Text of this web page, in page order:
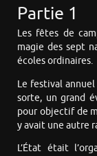
Partie 1
Les fêtes de
magie des sept
écoles ordinaires.
Le festival
sorte, un grand
pour objectif de
y avait une autre
L’État était